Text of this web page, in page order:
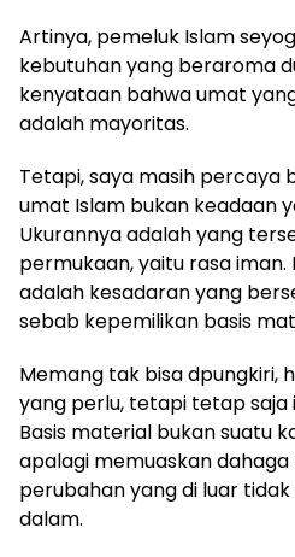
Artinya, pemeluk Islam
kebutuhan yang beraroma
kenyataan bahwa umat
adalah mayoritas.
Tetapi, saya masih percaya
umat Islam bukan keadaan
Ukurannya adalah yang
permukaan, yaitu rasa
adalah kesadaran yang
sebab kepemilikan basis
Memang tak bisa dpungkiri,
yang perlu, tetapi tetap saja
Basis material bukan suatu
apalagi memuaskan dahaga
perubahan yang di luar
dalam.